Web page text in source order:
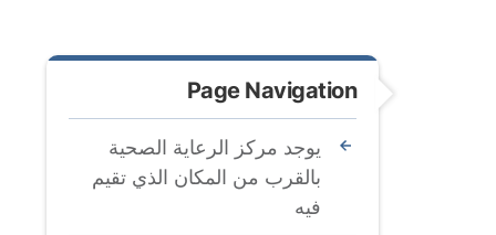
Page Navigation
يوجد مركز الرعاية الصحية
بالقرب من المكان الذي تقيم
فيه